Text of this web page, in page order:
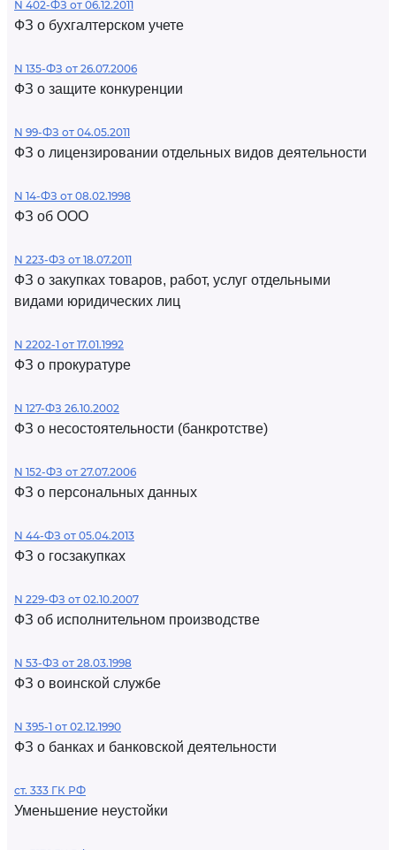
N 402-ФЗ от 06.12.2011
ФЗ о бухгалтерском учете
N 135-ФЗ от 26.07.2006
ФЗ о защите конкуренции
N 99-ФЗ от 04.05.2011
ФЗ о лицензировании отдельных видов деятельности
N 14-ФЗ от 08.02.1998
ФЗ об ООО
N 223-ФЗ от 18.07.2011
ФЗ о закупках товаров, работ, услуг отдельными
видами юридических лиц
N 2202-1 от 17.01.1992
ФЗ о прокуратуре
N 127-ФЗ 26.10.2002
ФЗ о несостоятельности (банкротстве)
N 152-ФЗ от 27.07.2006
ФЗ о персональных данных
N 44-ФЗ от 05.04.2013
ФЗ о госзакупках
N 229-ФЗ от 02.10.2007
ФЗ об исполнительном производстве
N 53-ФЗ от 28.03.1998
ФЗ о воинской службе
N 395-1 от 02.12.1990
ФЗ о банках и банковской деятельности
ст. 333 ГК РФ
Уменьшение неустойки